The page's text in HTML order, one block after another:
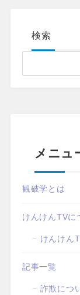
検索
メニュ
観破学とは
けんけんTVに
けんけん
記事一覧
詐欺につ